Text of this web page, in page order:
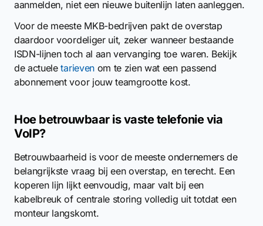
aanmelden, niet een nieuwe buitenlijn laten aanleggen.
Voor de meeste MKB-bedrijven pakt de overstap
daardoor voordeliger uit, zeker wanneer bestaande
ISDN-lijnen toch al aan vervanging toe waren. Bekijk
de actueletarievenom te zien wat een passend
abonnement voor jouw teamgrootte kost.
Hoe betrouwbaar is vaste telefonie via
VoIP?
Betrouwbaarheid is voor de meeste ondernemers de
belangrijkste vraag bij een overstap, en terecht. Een
koperen lijn lijkt eenvoudig, maar valt bij een
kabelbreuk of centrale storing volledig uit totdat een
monteur langskomt.